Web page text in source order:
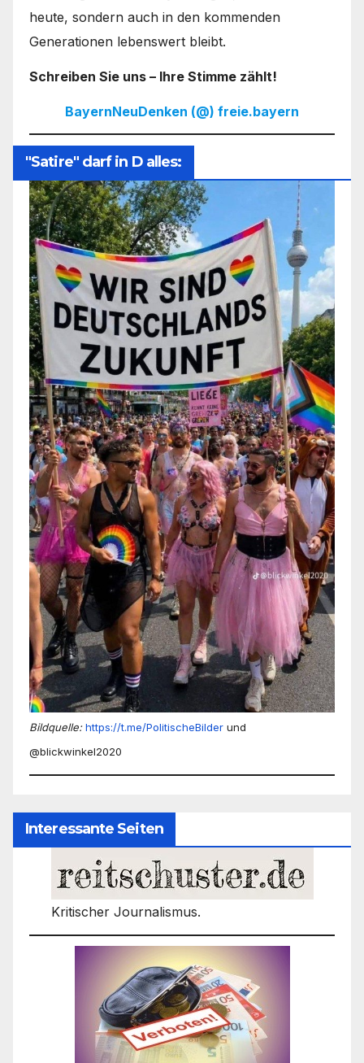
heute, sondern auch in den kommenden
Generationen lebenswert bleibt.
Schreiben Sie uns – Ihre Stimme zählt!
BayernNeuDenken (@) freie.bayern
"Satire" darf in D alles:
Bildquelle: https://t.me/PolitischeBilder und
@blickwinkel2020
Interessante Seiten
Kritischer Journalismus.